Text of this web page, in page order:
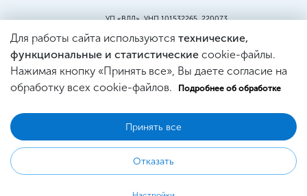
УП «ВДЛ», УНП 101532265, 220073
Пункт самовывоза:
г. Минск, ул. Кальварийская, 25, пом. 220
Минским Горисполкомом.
Регистрация в Торговом реестре
№444353 от 21.03.2019г.
Для работы сайта используются технические,
функциональные и статистические cookie-файлы.
Нажимая кнопку «Принять все», Вы даете согласие на
обработку всех cookie-файлов.
Подробнее об обработке
Принять все
Отказать